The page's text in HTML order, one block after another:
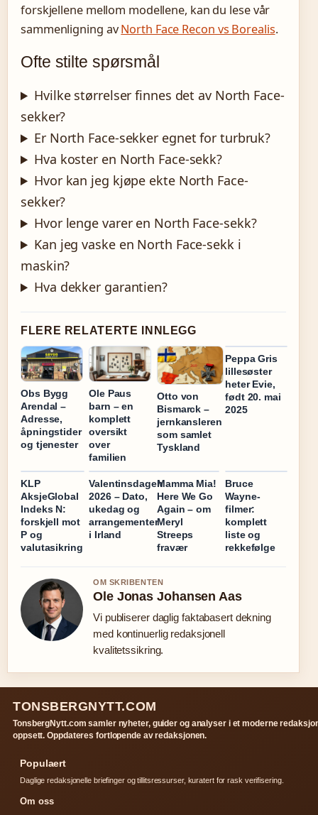
forskjellene mellom modellene, kan du lese vår
sammenligning avNorth Face Recon vs Borealis.
Ofte stilte spørsmål
Hvilke størrelser finnes det av North Face-
sekker?
Er North Face-sekker egnet for turbruk?
Hva koster en North Face-sekk?
Hvor kan jeg kjøpe ekte North Face-
sekker?
Hvor lenge varer en North Face-sekk?
Kan jeg vaske en North Face-sekk i
maskin?
Hva dekker garantien?
FLERE RELATERTE INNLEGG
Obs Bygg
Arendal –
Adresse,
åpningstider
og tjenester
Ole Paus
barn – en
komplett
oversikt
over
familien
Otto von
Bismarck –
jernkansleren
som samlet
Tyskland
Peppa Gris
lillesøster
heter Evie,
født 20. mai
2025
KLP
AksjeGlobal
Indeks N:
forskjell mot
P og
valutasikring
Valentinsdagen
2026 – Dato,
ukedag og
arrangementer
i Irland
Mamma Mia!
Here We Go
Again – om
Meryl
Streeps
fravær
Bruce
Wayne-
filmer:
komplett
liste og
rekkefølge
OM SKRIBENTEN
Ole Jonas Johansen Aas
Vi publiserer daglig faktabasert dekning
med kontinuerlig redaksjonell
kvalitetssikring.
TONSBERGNYTT.COM
TonsbergNytt.com samler nyheter, guider og analyser i et moderne
oppsett. Oppdateres fortlopende av redaksjonen.
Populaert
Daglige redaksjonelle briefinger og tillitsressurser, kuratert for rask verifisering.
Om oss